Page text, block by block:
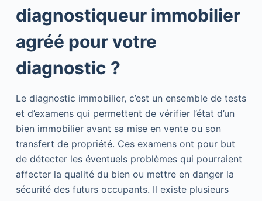
diagnostiqueur immobilier
agréé pour votre
diagnostic ?
Le diagnostic immobilier, c’est un ensemble de tests
et d’examens qui permettent de vérifier l’état d’un
bien immobilier avant sa mise en vente ou son
transfert de propriété. Ces examens ont pour but
de détecter les éventuels problèmes qui pourraient
affecter la qualité du bien ou mettre en danger la
sécurité des futurs occupants. Il existe plusieurs